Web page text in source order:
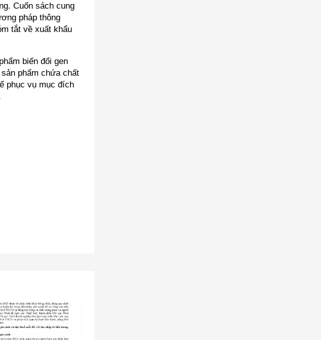
Cuốn sách cung
pháp thông
tắt về xuất khẩu
biến đổi gen
phẩm chứa chất
phục vụ mục đích